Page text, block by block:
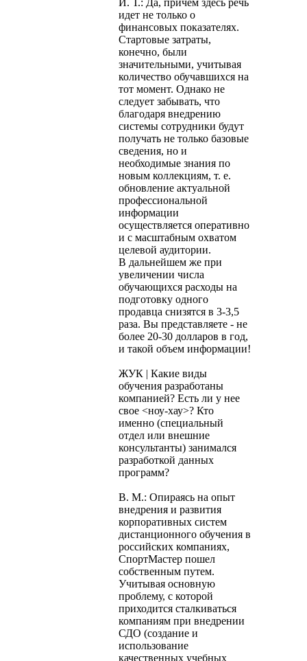
идет не только о
финансовых показателях.
Стартовые затраты,
конечно, были
значительными, учитывая
количество обучавшихся на
тот момент. Однако не
следует забывать, что
благодаря внедрению
системы сотрудники будут
получать не только базовые
сведения, но и
необходимые знания по
новым коллекциям, т. е.
обновление актуальной
профессиональной
информации
осуществляется оперативно
и с масштабным охватом
целевой аудитории.
В дальнейшем же при
увеличении числа
обучающихся расходы на
подготовку одного
продавца снизятся в 3-3,5
раза. Вы представляете - не
более 20-30 долларов в год,
и такой объем информации!
ЖУК | Какие виды
обучения разработаны
компанией? Есть ли у нее
свое <ноу-хау>? Кто
именно (специальный
отдел или внешние
консультанты) занимался
разработкой данных
программ?
В. М.: Опираясь на опыт
внедрения и развития
корпоративных систем
дистанционного обучения в
российских компаниях,
СпортМастер пошел
собственным путем.
Учитывая основную
проблему, с которой
приходится сталкиваться
компаниям при внедрении
СДО (создание и
использование
качественных учебных